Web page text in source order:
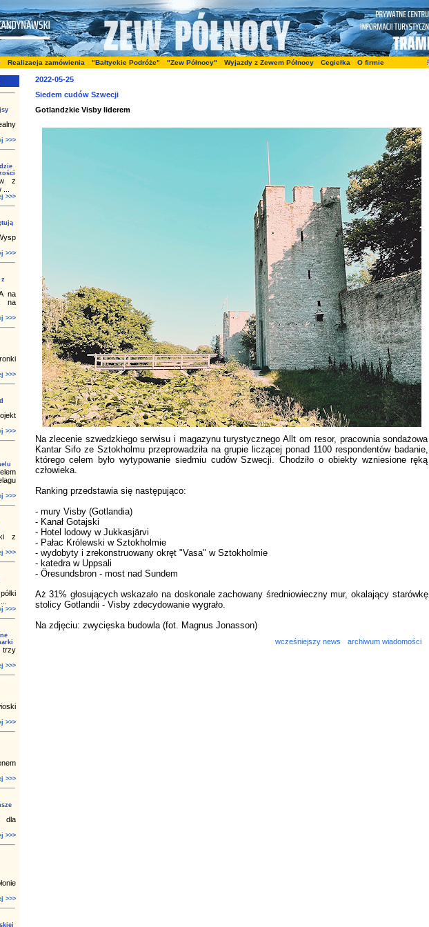
Realizacja zamówienia "Bałtyckie Podróże" "Zew Północy" Wyjazdy z Zewem Północy Cegiełka O firmie
>>>
z
>>>
>>>
z
na
na
>>>
>>>
>>>
>>>
z
>>>
>>>
>>>
>>>
>>>
dla
>>>
>>>
2022-05-25
Siedem cudów Szwecji
Gotlandzkie Visby liderem
Na zlecenie szwedzkiego serwisu i magazynu turystycznego Allt om resor, pracownia sondażowa
Kantar Sifo ze Sztokholmu przeprowadziła na grupie liczącej ponad 1100 respondentów badanie,
którego celem było wytypowanie siedmiu cudów Szwecji. Chodziło o obiekty wzniesione ręką
człowieka.
Ranking przedstawia się następująco:
- mury Visby (Gotlandia)
- Kanał Gotajski
- Hotel lodowy w Jukkasjärvi
- Pałac Królewski w Sztokholmie
- wydobyty i zrekonstruowany okręt "Vasa" w Sztokholmie
- katedra w Uppsali
- Öresundsbron - most nad Sundem
Aż 31% głosujących wskazało na doskonale zachowany średniowieczny mur, okalający starówkę
stolicy Gotlandii - Visby zdecydowanie wygrało.
Na zdjęciu: zwycięska budowla (fot. Magnus Jonasson)
wcześniejszy news archiwum wiadomości